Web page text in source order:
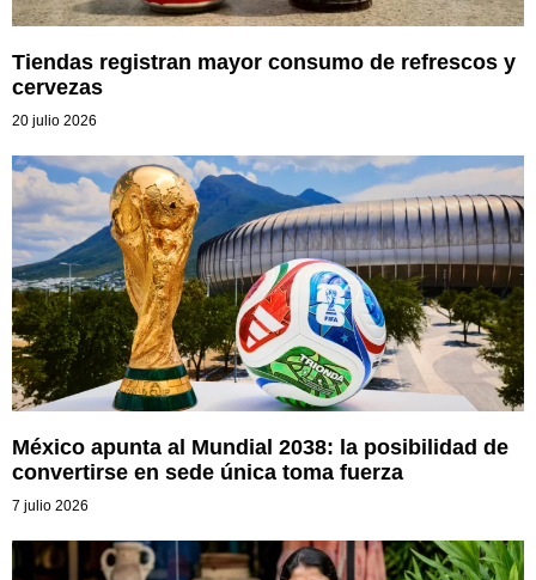
Tiendas registran mayor consumo de refrescos y
cervezas
20 julio 2026
México apunta al Mundial 2038: la posibilidad de
convertirse en sede única toma fuerza
7 julio 2026